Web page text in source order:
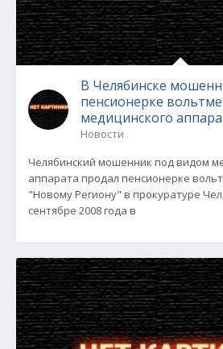
В Челябинске
пенсионерке
медицинского
Новости
Челябинский мошенник под видом
аппарата продал пенсионерке
"Новому Региону" в прокуратуре
сентябре 2008 года в